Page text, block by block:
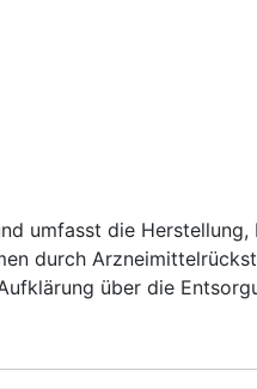
umfasst die
durch
über die